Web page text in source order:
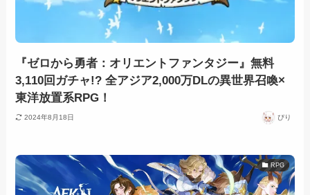
『ゼロから勇者：オリエントファンタジー』無料
3,110回ガチャ!? 全アジア2,000万DLの異世界召喚×
東洋放置系RPG！
2024年8月18日 ぴり
RPG